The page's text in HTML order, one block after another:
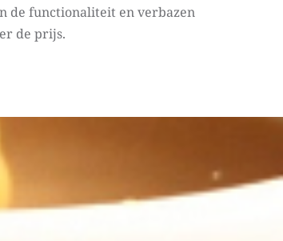
de functionaliteit en verbazen
de prijs.